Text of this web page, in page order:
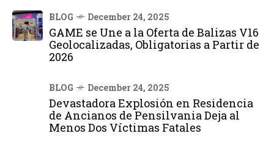
BLOG December 24, 2025
GAME se Une a la Oferta de Balizas V16
Geolocalizadas, Obligatorias a Partir de
2026
BLOG December 24, 2025
Devastadora Explosión en Residencia
de Ancianos de Pensilvania Deja al
Menos Dos Víctimas Fatales